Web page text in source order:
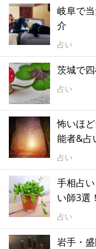
岐阜で
介
占い
茨城で
占い
怖いほ
能者&占
占い
手相占
い師3選！
占い
岩手・